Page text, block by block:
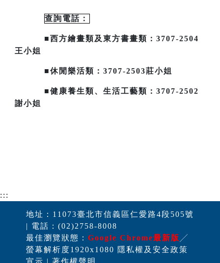
查詢電話：
■西方繪畫類及東方書畫類：3707-2504
王小姐
■休閒樂活類：3707-2503莊小姐
■健康養生類、生活工藝類：3707-2502
謝小姐
:::
地址：11073臺北市信義區仁愛路4段505號
| 電話：(02)2758-8008
最佳瀏覽狀態： Google Chrome最新版 ╱
螢幕解析度1920x1080 隱私權及安全政策